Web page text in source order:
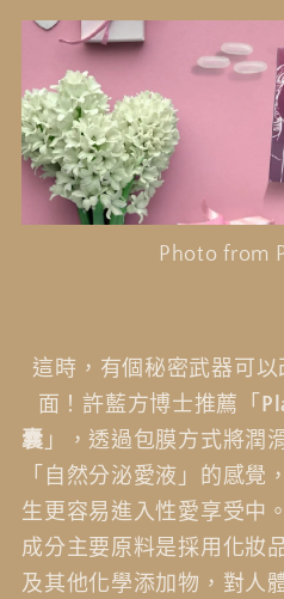
Photo from
這時，有個秘密武器可
面！許藍方博士推薦「
囊 」，透過包膜方式將潤
「自然分泌愛液」的感覺
生更容易進入性愛享受中
成分主要原料是採用化妝
及其他化學添加物，對人